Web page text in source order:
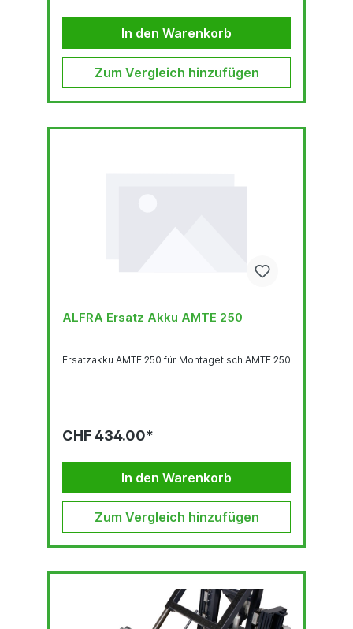
In den Warenkorb
Zum Vergleich hinzufügen
ALFRA Ersatz Akku AMTE 250
Ersatzakku AMTE 250 für Montagetisch AMTE 250
CHF 434.00*
In den Warenkorb
Zum Vergleich hinzufügen